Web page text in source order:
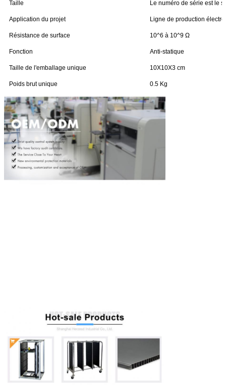
Taille Le numéro de série est le
Application du projet Ligne de production
Résistance de surface 10^6 à 10^9 Ω
Fonction Anti-statique
Taille de l'emballage unique 10X10X3 cm
Poids brut unique 0.5 Kg